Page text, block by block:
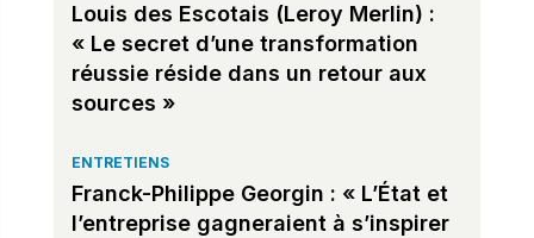
Louis des Escotais (Leroy Merlin) :
« Le secret d’une transformation
réussie réside dans un retour aux
sources »
ENTRETIENS
Franck-Philippe Georgin : « L’État et
l’entreprise gagneraient à s’inspirer